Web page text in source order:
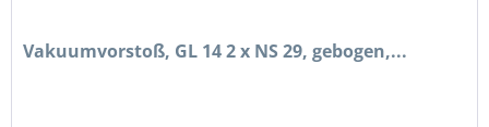
Vakuumvorstoß, GL 14 2 x NS 29, gebogen,...